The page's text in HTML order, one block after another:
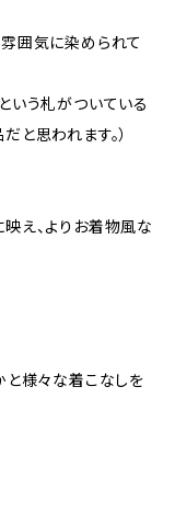
囲気に染められて
いう札がついている
と思われます。）
え、よりお着物風な
と様々な着こなしを